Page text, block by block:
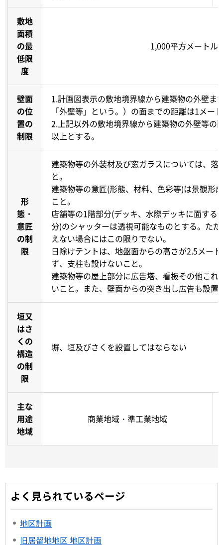
敷地
面積
の最
低限
度
1,000平方メートル
壁面
の位
置の
制限
1.計画図表示の敷地境界線から建築物の外壁ま
「外壁等」という。）の面までの距離は1メー
2.上記以外の敷地境界線から建築物の外壁等の
以上とする。
形
態・
意匠
の制
限
建築物等の外装材及び窓ガラスについては、落
と。
建築物等の意匠(形態、材料、色彩等)は景観形
こと。
店舗等の1階部分(デッキ、水際デッキに面する
分)のシャッターは透視可能なものとする。た
えない場合にはこの限りでない。
日除けテントは、地盤面からの高さが2.5メー
ず、支柱も設けないこと。
建築物等の屋上部分に広告塔、看板その他これ
いこと。また、壁面からの突き出し広告も設置
垣又
はさ
くの
構造
の制
限
塀、垣及びさくを設置してはならない
主な
用途
地域
商業地域・準工業地域
よく見られているページ
地区計画
旧居留地地区 地区計画